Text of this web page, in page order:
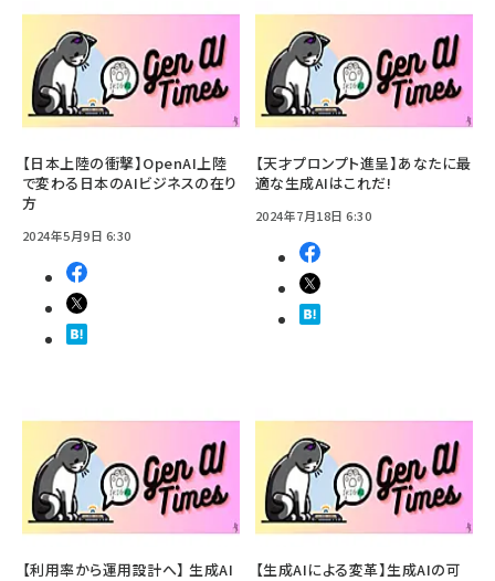
【日本上陸の衝撃】OpenAI上陸
で変わる日本のAIビジネスの在り
方
2024年5月9日 6:30
【天才プロンプト進呈】あなたに最
適な生成AIはこれだ!
2024年7月18日 6:30
【利用率から運用設計へ】 生成AI
【生成AIによる変革】生成AIの可